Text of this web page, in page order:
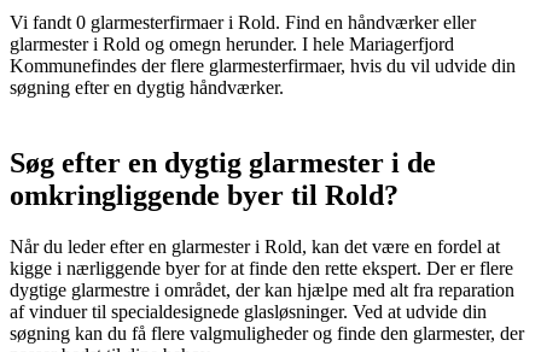
Vi fandt 0 glarmesterfirmaer i Rold. Find en håndværker eller
glarmester i Rold og omegn herunder. I hele Mariagerfjord
Kommunefindes der flere glarmesterfirmaer, hvis du vil udvide din
søgning efter en dygtig håndværker.
Søg efter en dygtig glarmester i de
omkringliggende byer til Rold?
Når du leder efter en glarmester i Rold, kan det være en fordel at
kigge i nærliggende byer for at finde den rette ekspert. Der er flere
dygtige glarmestre i området, der kan hjælpe med alt fra reparation
af vinduer til specialdesignede glasløsninger. Ved at udvide din
søgning kan du få flere valgmuligheder og finde den glarmester, der